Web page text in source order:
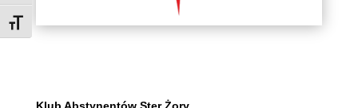
Rozmiar czcionki